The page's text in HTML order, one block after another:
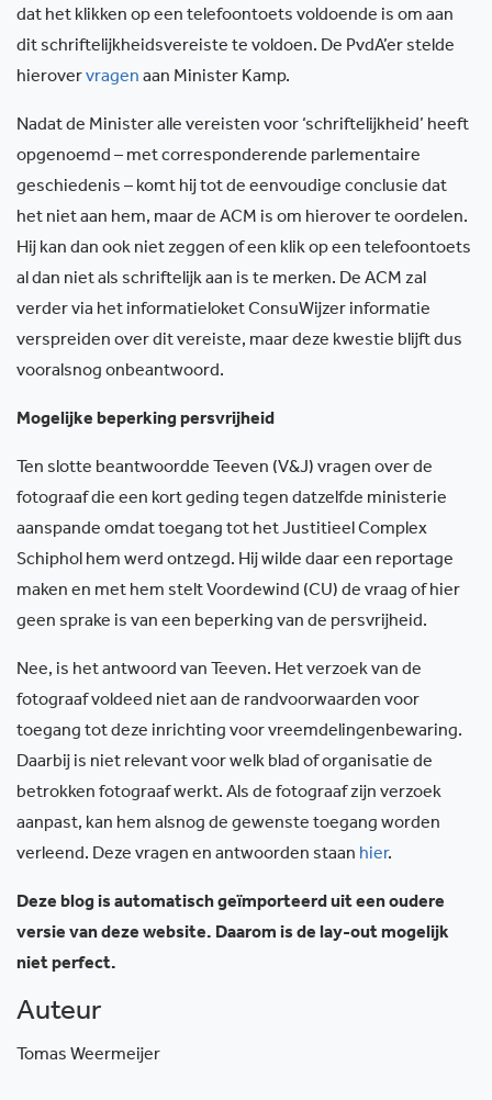
dat het klikken op een telefoontoets voldoende is om aan
dit schriftelijkheidsvereiste te voldoen. De PvdA’er stelde
hierovervragen aan Minister Kamp.
Nadat de Minister alle vereisten voor ‘schriftelijkheid’ heeft
opgenoemd – met corresponderende parlementaire
geschiedenis – komt hij tot de eenvoudige conclusie dat
het niet aan hem, maar de ACM is om hierover te oordelen.
Hij kan dan ook niet zeggen of een klik op een telefoontoets
al dan niet als schriftelijk aan is te merken. De ACM zal
verder via het informatieloket ConsuWijzer informatie
verspreiden over dit vereiste, maar deze kwestie blijft dus
vooralsnog onbeantwoord.
Mogelijke beperking persvrijheid
Ten slotte beantwoordde Teeven (V&J) vragen over de
fotograaf die een kort geding tegen datzelfde ministerie
aanspande omdat toegang tot het Justitieel Complex
Schiphol hem werd ontzegd. Hij wilde daar een reportage
maken en met hem stelt Voordewind (CU) de vraag of hier
geen sprake is van een beperking van de persvrijheid.
Nee, is het antwoord van Teeven. Het verzoek van de
fotograaf voldeed niet aan de randvoorwaarden voor
toegang tot deze inrichting voor vreemdelingenbewaring.
Daarbij is niet relevant voor welk blad of organisatie de
betrokken fotograaf werkt. Als de fotograaf zijn verzoek
aanpast, kan hem alsnog de gewenste toegang worden
verleend. Deze vragen en antwoorden staan hier.
Deze blog is automatisch geïmporteerd uit een oudere
versie van deze website. Daarom is de lay-out mogelijk
niet perfect.
Auteur
Tomas Weermeijer